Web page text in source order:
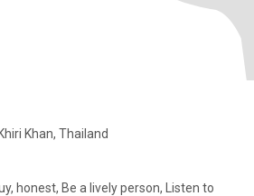
Khan, Thailand
honest, Be a lively person, Listen to